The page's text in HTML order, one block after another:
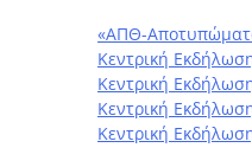
«ΑΠΘ-
Κεντρική
Κεντρική
Κεντρική
Κεντρική